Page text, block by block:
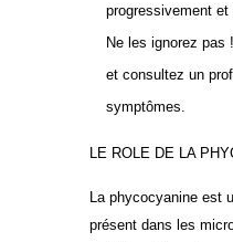
progressivement et
Ne les ignorez pas
et consultez un
symptômes.
LE ROLE DE LA
La phycocyanine est
présent dans les